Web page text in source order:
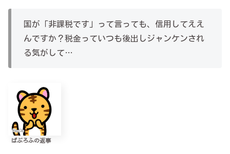
国が「非課税です」って言っても、信用してええ
んですか？税金っていつも後出しジャンケンされ
る気がして…
ぱぶろふの返事